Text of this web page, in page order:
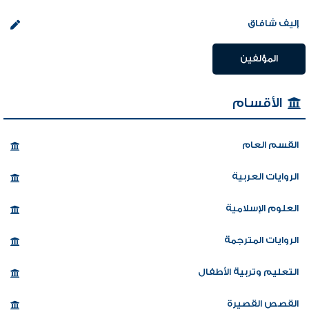
إليف شافاق
المؤلفين
الأقسام
القسم العام
الروايات العربية
العلوم الإسلامية
الروايات المترجمة
التعليم وتربية الأطفال
القصص القصيرة